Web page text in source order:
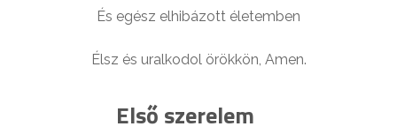
És egész elhibázott életemben
Élsz és uralkodol örökkön, Amen.
Első szerelem